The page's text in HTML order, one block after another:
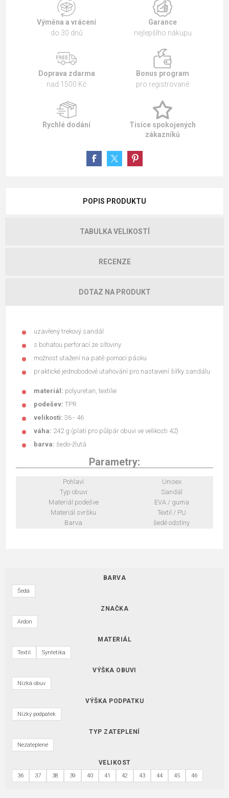
Výměna a vrácení
do 30 dnů
Garance
nejlepšího nákupu
Doprava zdarma
nad 1500 Kč
Bonus program
pro registrované
Rychlé dodání
Tisíce spokojených
zákazníků
POPIS PRODUKTU
TABULKA VELIKOSTÍ
RECENZE
DOTAZ NA PRODUKT
uzavřený trekový sandál
s bohatou perforací ze síťoviny
možnost utažení na patě pomocí pásku
praktické jednobodové utahování pro nastavení šířky sandálu
materiál: polyuretan, textilie
podešev: TPR
velikosti: 36 - 46
váha: 242 g (platí pro půlpár obuvi ve velikosti 42)
barva: šedo-žlutá
Parametry:
Pohlaví
Unisex
Typ obuvi
Sandál
Materiál podešve
EVA / guma
Materiál svršku
Textil / PU
Barva
šedé odstíny
BARVA
Šedá
ZNAČKA
Ardon
MATERIÁL
Textil Syntetika
VÝŠKA OBUVI
Nízká obuv
VÝŠKA PODPATKU
Nízký podpatek
TYP ZATEPLENÍ
Nezateplené
VELIKOST
36 37 38 39 40 41 42 43 44 45 46